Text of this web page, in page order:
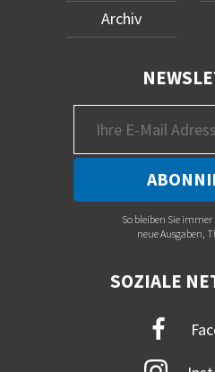
Archiv
So bleiben Sie
neue Ausgaben,
SOZIALE